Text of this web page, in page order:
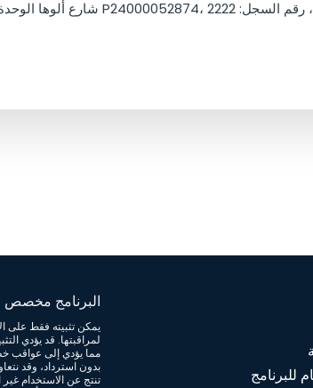
للبرنامج
البرنامج مخصص
يمكن تثبيته فقط على
لمراقبتها. قد يؤدي
مما يؤدي إلى عواقب
تنتج عن الاستخدام